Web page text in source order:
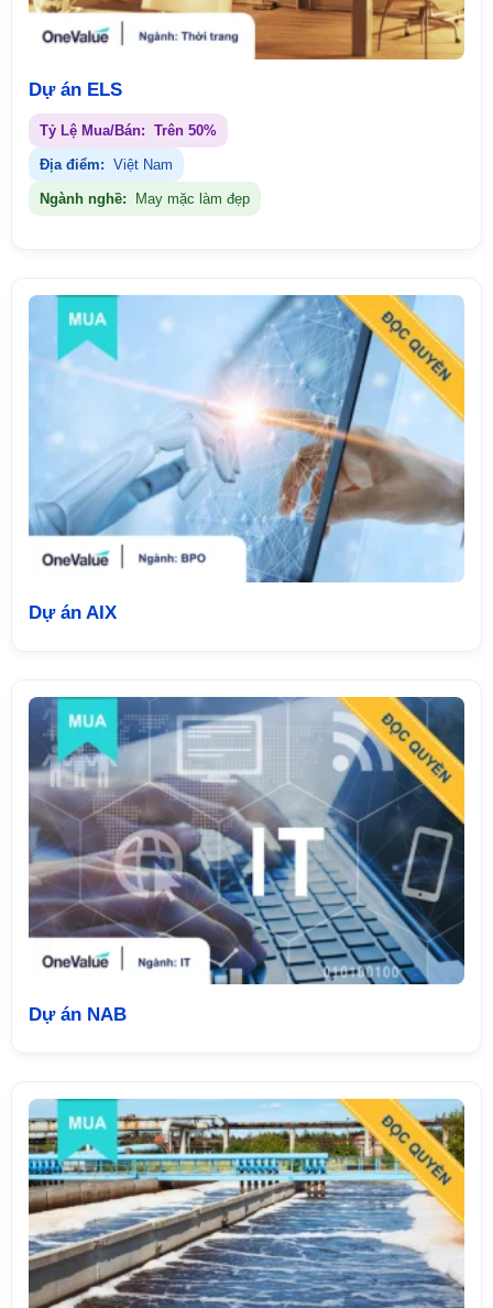
Dự án ELS
Tỷ Lệ Mua/Bán: Trên 50%
Địa điểm: Việt Nam
Ngành nghề: May mặc làm đẹp
Dự án AIX
Dự án NAB